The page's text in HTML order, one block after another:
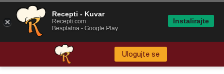
Ulogujte se
Recepti - Kuvar
Recepti.com
Besplatna - Google Play
Instalirajte